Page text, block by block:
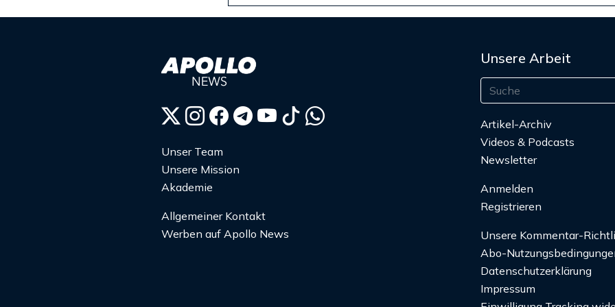
Unser Team
Unsere Mission
Akademie
Allgemeiner Kontakt
Werben auf Apollo News
Unsere Arbeit
Artikel-Archiv
Videos & Podcasts
Newsletter
Anmelden
Registrieren
Unsere Kommentar-
Abo-
Datenschutzerklärung
Impressum